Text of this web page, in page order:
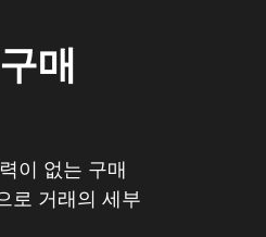
매
이 없는 구매
로 거래의 세부